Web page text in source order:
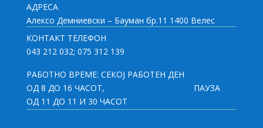
АДРЕСА
Алексо Демниевски – Бауман бр.11 1400 Велес
КОНТАКТ ТЕЛЕФОН
043 212 032; 075 312 139
РАБОТНО ВРЕМЕ: СЕКОЈ РАБОТЕН ДЕН
ОД 8 ДО 16 ЧАСОТ, ПАУЗА
ОД 11 ДО 11 И 30 ЧАСОТ